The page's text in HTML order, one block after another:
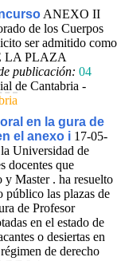
ANEXO II
de los Cuerpos
ser admitido como
LA PLAZA
publicación: 04
de Cantabria -
en la gura de
el anexo i 17-05-
Universidad de
docentes que
y Master . ha resuelto
público las plazas de
de Profesor
en el estado de
o desiertas en
de derecho